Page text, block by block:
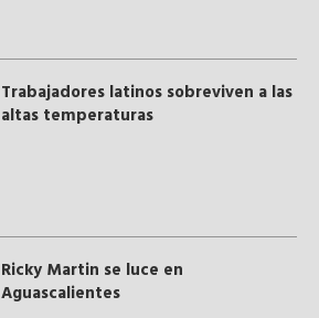
Trabajadores latinos sobreviven a las
altas temperaturas
Ricky Martin se luce en
Aguascalientes